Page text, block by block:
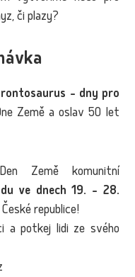
či plazy?
- dny pro
Země a oslav 50 let
Země komunitní
ve dnech 19. - 28.
republice!
a potkej lidi ze svého